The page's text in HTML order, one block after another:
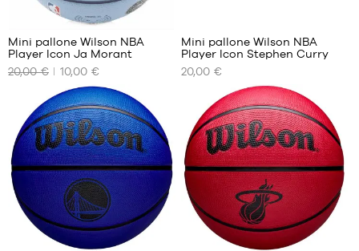
I
NOSTRI
DISPONIBILI
dimensione
3
Mini pallone Wilson NBA
Player Icon Ja Morant
20,00 €
10,00 €
I
NOSTRI
DISPONIBILI
dimensione
3
Mini pallone Wilson NBA
Player Icon Stephen Curry
20,00 €
1